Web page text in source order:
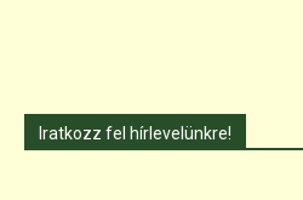
Iratkozz fel hírlevelünkre!